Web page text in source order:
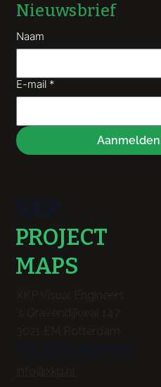
PROJECT
MAPS
Nieuwsbrief
Naam
E-mail *
Aanmelden